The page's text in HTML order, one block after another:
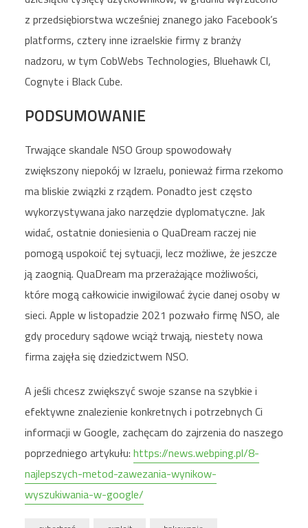
z przedsiębiorstwa wcześniej znanego jako Facebook’s
platforms, cztery inne izraelskie firmy z branży
nadzoru, w tym CobWebs Technologies, Bluehawk CI,
Cognyte i Black Cube.
PODSUMOWANIE
Trwające skandale NSO Group spowodowały
zwiększony niepokój w Izraelu, ponieważ firma rzekomo
ma bliskie związki z rządem. Ponadto jest często
wykorzystywana jako narzędzie dyplomatyczne. Jak
widać, ostatnie doniesienia o QuaDream raczej nie
pomogą uspokoić tej sytuacji, lecz możliwe, że jeszcze
ją zaognią. QuaDream ma przerażające możliwości,
które mogą całkowicie inwigilować życie danej osoby w
sieci. Apple w listopadzie 2021 pozwało firmę NSO, ale
gdy procedury sądowe wciąż trwają, niestety nowa
firma zajęła się dziedzictwem NSO.
A jeśli chcesz zwiększyć swoje szanse na szybkie i
efektywne znalezienie konkretnych i potrzebnych Ci
informacji w Google, zachęcam do zajrzenia do naszego
poprzedniego artykułu: https://news.webping.pl/8-
najlepszych-metod-zawezania-wynikow-
wyszukiwania-w-google/